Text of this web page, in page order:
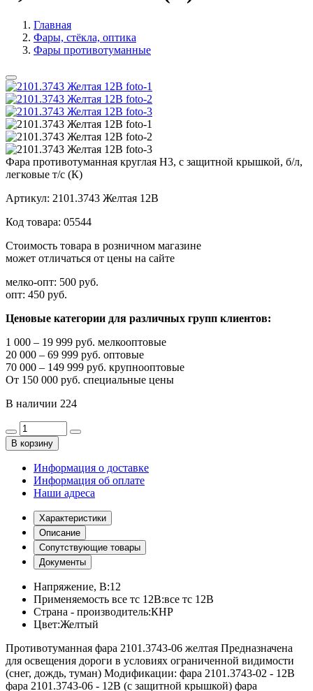
Главная
Фары, стёкла, оптика
Фары противотуманные
Фара противотуманная круглая Н3, с защитной крышкой, б/л,
легковые т/с (К)
Артикул: 2101.3743 Желтая 12В
Код товара: 05544
Стоимость товара в розничном магазине
может отличаться от цены на сайте
мелко-опт: 500 руб.
опт: 450 руб.
Ценовые категории для различных групп клиентов:
1 000 – 19 999 руб. мелкооптовые
20 000 – 69 999 руб. оптовые
70 000 – 149 999 руб. крупнооптовые
От 150 000 руб. специальные цены
В наличии 224
В корзину
Информация о доставке
Информация об оплате
Наши адреса
Характеристики
Описание
Сопутствующие товары
Документы
Напряжение, В:12
Применяемость все тс 12В:все тс 12В
Страна - производитель:КНР
Цвет:Желтый
Противотуманная фара 2101.3743-06 желтая Предназначена
для освещения дороги в условиях ограниченной видимости
(снег, дождь, туман) Модификации: фара 2101.3743-02 - 12В
фара 2101.3743-06 - 12В (с защитной крышкой) фара